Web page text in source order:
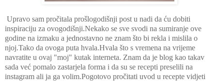
Upravo sam pročitala prošlogodišnji post u nadi da ću dobiti
inspiraciju za ovogodišnji.Nekako se sve svodi na sumiranje ove
godine na izmaku a jednostavno ne znam što bi rekla i mislila o
njoj.Tako da ovoga puta hvala.Hvala što s vremena na vrijeme
navratite u ovaj "moj" kutak interneta. Znam da je blog kao takav
sada već pomalo zastarjela forma i da su se recepti preselili na
instagram ali ja ga volim.Pogotovo pročitati uvod u recepte vidjeti